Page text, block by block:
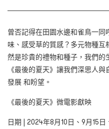
曾否記得在田園水邊和雀鳥一
味、感受草的質感？多元物種
然是珍貴的禮物和種子，我們的
《最後的夏天》讓我們深思人
發展 和盼望。
《最後的夏天》微電影獻映
日期 | 2024年8月10日、9月15日